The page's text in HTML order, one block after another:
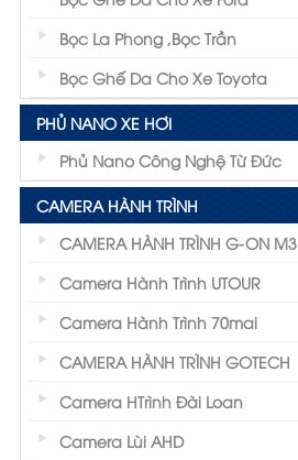
Bọc La Phong ,Bọc Trần
Bọc Ghế Da Cho Xe Toyota
PHỦ NANO XE HƠI
Phủ Nano Công Nghệ Từ Đức
CAMERA HÀNH TRÌNH
CAMERA HÀNH TRÌNH G-ON M3
Camera Hành Trình UTOUR
Camera Hành Trình 70mai
CAMERA HÀNH TRÌNH GOTECH
Camera HTrình Đài Loan
Camera Lùi AHD